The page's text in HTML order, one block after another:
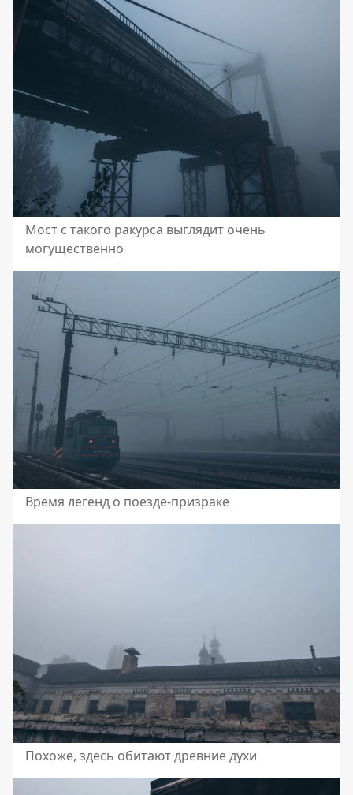
Мост с такого ракурса выглядит очень
могущественно
Время легенд о поезде-призраке
Похоже, здесь обитают древние духи